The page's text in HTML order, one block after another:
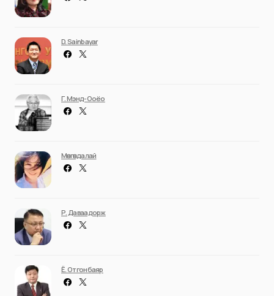
D. Sainbayar
Г. Мэнд-Ооёо
Мөнгөндалай
Р. Даваадорж
Ё. Отгонбаяр